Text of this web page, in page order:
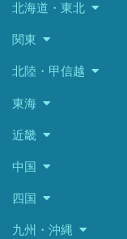
北海道・東北
関東
北陸・甲信越
東海
近畿
中国
四国
九州・沖縄